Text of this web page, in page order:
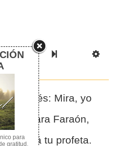
Chapter
Read the Full Chapter
Next Chapter
Next Book
á Moisés: Mira, yo
dios para Faraón,
será tu profeta.